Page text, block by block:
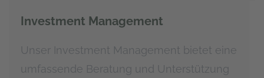
Investment Management
Unser Investment Management bietet eine
umfassende Beratung und Unterstützung